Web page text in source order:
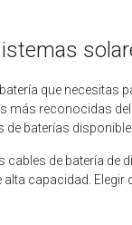
que necesitas
más reconocidas
baterías
cables de batería de
capacidad. Elegir